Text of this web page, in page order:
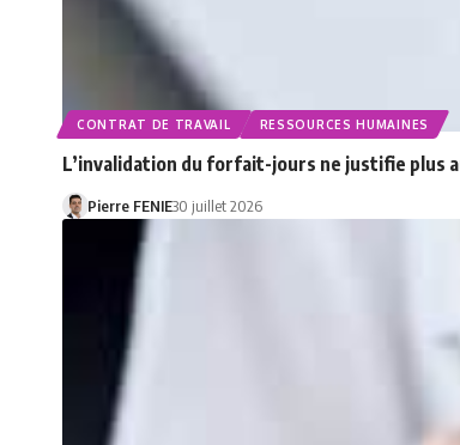
CONTRAT DE TRAVAIL RESSOURCES HUMAINES
L’invalidation du forfait-jours ne justifie plus
Pierre FENIE30 juillet 2026